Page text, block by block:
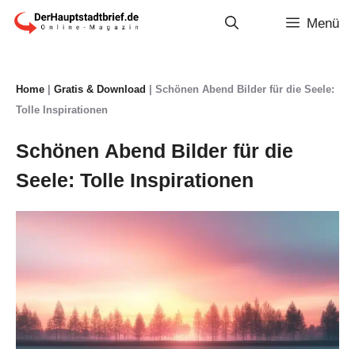
Zum
Menü
Home Gratis & Download
Schönen Abend Bilder für die Seele:
Tolle Inspirationen
Schönen Abend Bilder für die
Seele: Tolle Inspirationen